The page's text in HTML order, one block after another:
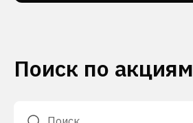
Поиск по акциям